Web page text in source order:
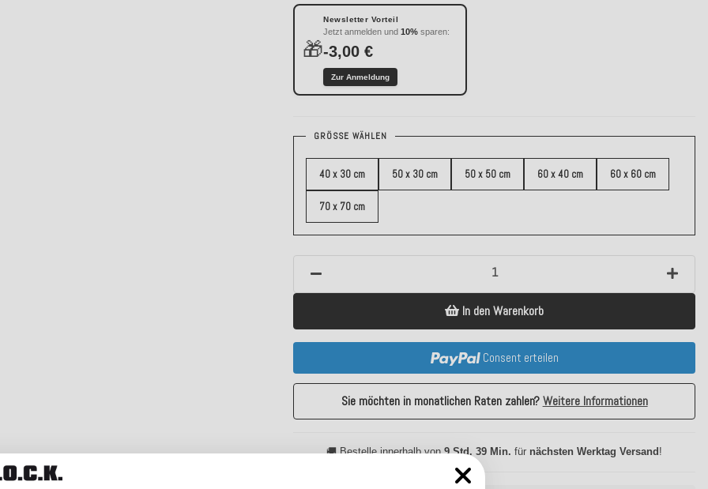
🎁
Newsletter Vorteil
Jetzt anmelden und10% sparen:
-3,00 €
Zur Anmeldung
GRÖSSE WÄHLEN
40 x 30 cm 50 x 30 cm 50 x 50 cm 60 x 40 cm 60 x 60 cm
70 x 70 cm
In den Warenkorb
Consent erteilen
Sie möchten in monatlichen Raten zahlen?Weitere Informationen
🚚 Bestelle innerhalb von9 Std. 39 Min. für nächsten Werktag Versand !